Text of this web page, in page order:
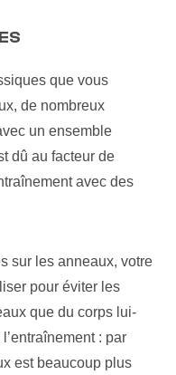
que vous
de nombreux
un ensemble
dû au facteur de
avec des
sur les anneaux, votre
pour éviter les
que du corps lui-
: par
est beaucoup plus